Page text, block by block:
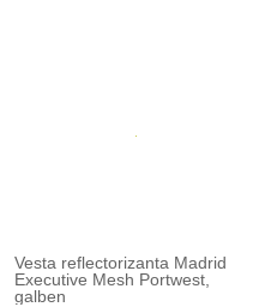
Vesta reflectorizanta Madrid
Executive Mesh Portwest,
galben